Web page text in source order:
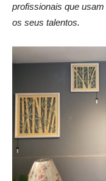
profissionais que
os seus talentos.